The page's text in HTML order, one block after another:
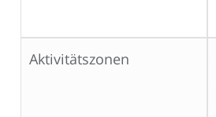
Aktivitätszonen